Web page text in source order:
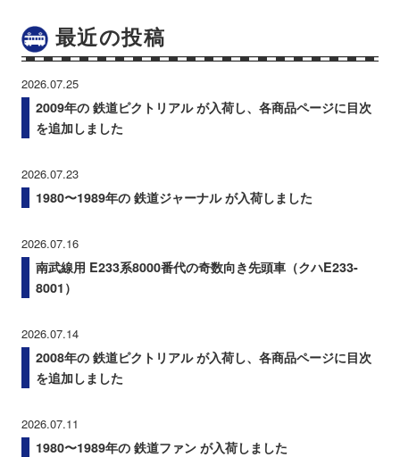
最近の投稿
2026.07.25
2009年の 鉄道ピクトリアル が入荷し、各商品ページに目次
を追加しました
2026.07.23
1980〜1989年の 鉄道ジャーナル が入荷しました
2026.07.16
南武線用 E233系8000番代の奇数向き先頭車（クハE233-
8001）
2026.07.14
2008年の 鉄道ピクトリアル が入荷し、各商品ページに目次
を追加しました
2026.07.11
1980〜1989年の 鉄道ファン が入荷しました